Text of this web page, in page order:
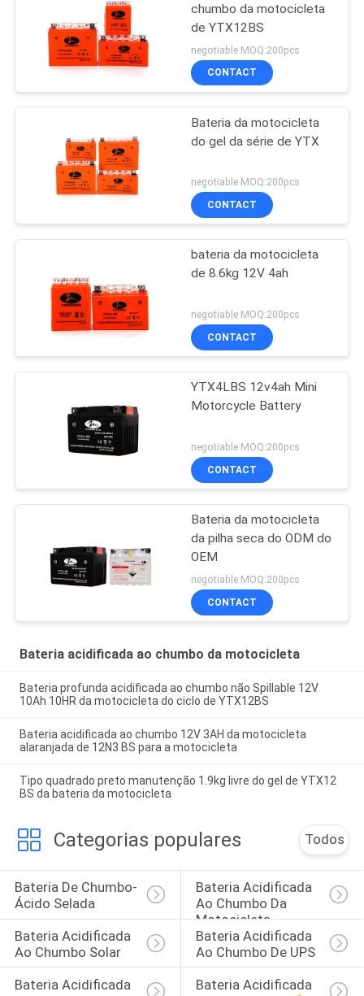
chumbo da motocicleta
de YTX12BS
negotiable MOQ:200pcs
CONTACT
Bateria da motocicleta
do gel da série de YTX
negotiable MOQ:200pcs
CONTACT
bateria da motocicleta
de 8.6kg 12V 4ah
negotiable MOQ:200pcs
CONTACT
YTX4LBS 12v4ah Mini
Motorcycle Battery
negotiable MOQ:200pcs
CONTACT
Bateria da motocicleta
da pilha seca do ODM do
OEM
negotiable MOQ:200pcs
CONTACT
Bateria acidificada ao chumbo da motocicleta
Bateria profunda acidificada ao chumbo não Spillable 12V
10Ah 10HR da motocicleta do ciclo de YTX12BS
Bateria acidificada ao chumbo 12V 3AH da motocicleta
alaranjada de 12N3 BS para a motocicleta
Tipo quadrado preto manutenção 1.9kg livre do gel de YTX12
BS da bateria da motocicleta
Categorias populares Todos
Bateria De Chumbo-
Ácido Selada
Bateria Acidificada
Ao Chumbo Da
Motocicleta
Bateria Acidificada
Ao Chumbo Solar
Bateria Acidificada
Ao Chumbo De UPS
Bateria Acidificada
Bateria Acidificada